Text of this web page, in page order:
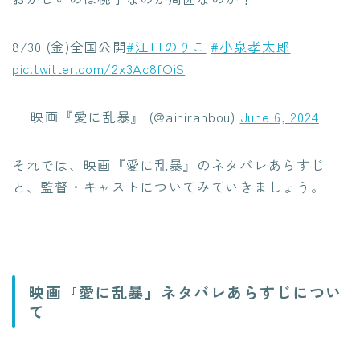
8/30 (金)全国公開#江口のりこ #小泉孝太郎
pic.twitter.com/2x3Ac8fOiS
— 映画『愛に乱暴』 (@ainiranbou) June 6, 2024
それでは、映画『愛に乱暴』のネタバレあらすじ
と、監督・キャストについてみていきましょう。
映画『愛に乱暴』ネタバレあらすじについ
て